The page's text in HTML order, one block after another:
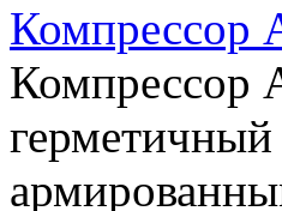
Компрессор
Компрессор
герметичный